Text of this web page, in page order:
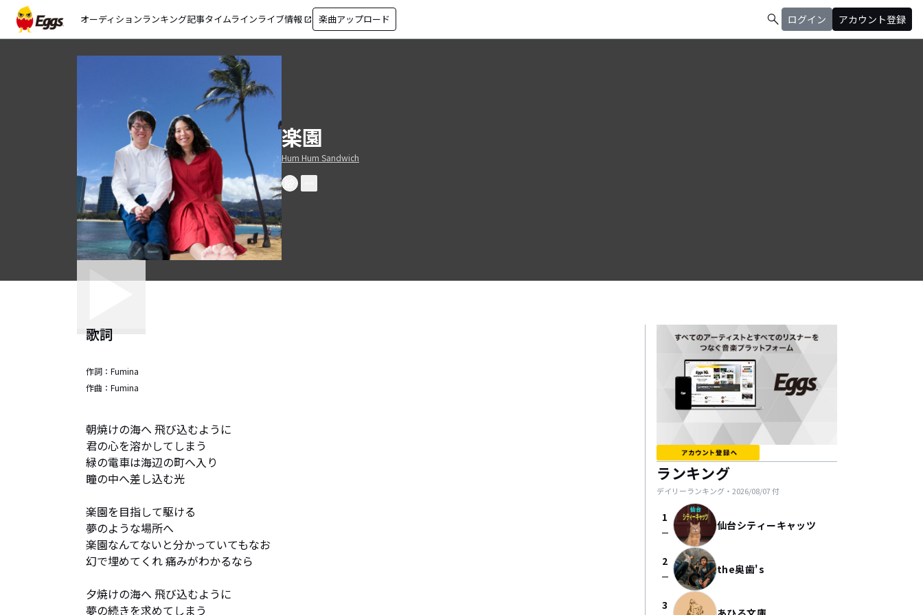
オーディションランキング記事タイムラインライブ情報 open_in_new 楽曲アップロード search ログイン アカウント登録
楽園
Hum Hum Sandwich
歌詞
作詞： Fumina
作曲： Fumina
朝焼けの海へ 飛び込むように
君の心を溶かしてしまう
緑の電車は海辺の町へ入り
瞳の中へ差し込む光
楽園を目指して駆ける
夢のような場所へ
楽園なんてないと分かっていてもなお
幻で埋めてくれ 痛みがわかるなら
夕焼けの海へ 飛び込むように
夢の続きを求めてしまう
ランキング
デイリーランキング・ 2026/08/07付
1
check_indeterminate_small 仙台シティーキャッツ
2
check_indeterminate_small the奥歯's
3